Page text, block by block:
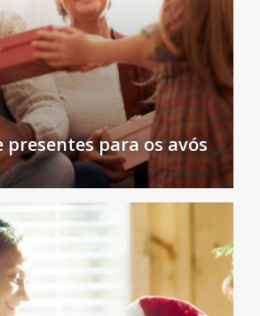
presentes para os avós